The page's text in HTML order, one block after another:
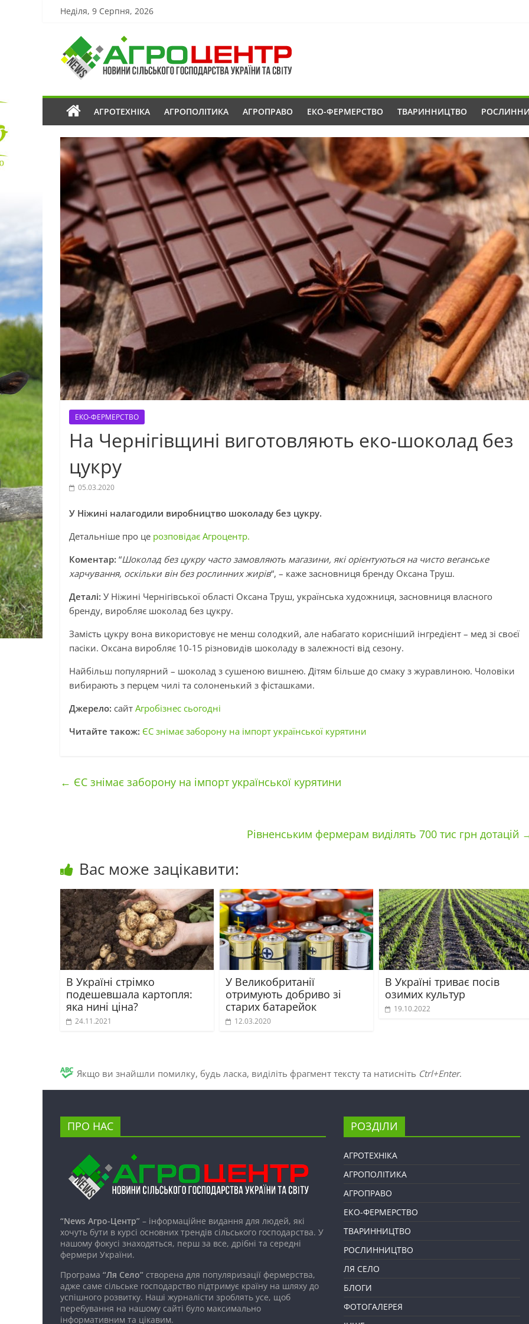
Неділя, 9 Серпня, 2026
АГРОТЕХНІКА АГРОПОЛІТИКА АГРОПРАВО ЕКО-ФЕРМЕРСТВО ТВАРИННИЦТВО
ЕКО-ФЕРМЕРСТВО
На Чернігівщині виготовляють еко-шоколад без
цукру
05.03.2020
У Ніжині налагодили виробництво шоколаду без цукру.
Детальніше про це розповідає Агроцентр.
Коментар: “Шоколад без цукру часто замовляють магазини, які орієнтуються на чисто веганське
харчування, оскільки він без рослинних жирів“, – каже засновниця бренду Оксана Труш.
Деталі: У Ніжині Чернігівської області Оксана Труш, українська художниця, засновниця власного
бренду, виробляє шоколад без цукру.
Замість цукру вона використовує не менш солодкий, але набагато корисніший інгредієнт – мед зі своєї
пасіки. Оксана виробляє 10-15 різновидів шоколаду в залежності від сезону.
Найбільш популярний – шоколад з сушеною вишнею. Дітям більше до смаку з журавлиною. Чоловіки
вибирають з перцем чилі та солоненький з фісташками.
Джерело: сайт Агробізнес сьогодні
Читайте також: ЄС знімає заборону на імпорт української курятини
← ЄС знімає заборону на імпорт української курятини
Рівненським фермерам виділять 700 тис грн дотацій
Вас може зацікавити:
В Україні стрімко
подешевшала картопля:
яка нині ціна?
24.11.2021
У Великобританії
отримують добриво зі
старих батарейок
12.03.2020
В Україні триває посів
озимих культур
19.10.2022
Якщо ви знайшли помилку, будь ласка, виділіть фрагмент тексту та натисніть Ctrl+Enter.
ПРО НАС
“News Агро-Центр” – інформаційне видання для людей, які
хочуть бути в курсі основних трендів сільського господарства. У
нашому фокусі знаходяться, перш за все, дрібні та середні
фермери України.
Програма “Ля Село” створена для популяризації фермерства,
адже саме сільське господарство підтримує країну на шляху до
успішного розвитку. Наші журналісти зроблять усе, щоб
перебування на нашому сайті було максимально
інформативним та цікавим.
РОЗДІЛИ
АГРОТЕХНІКА
АГРОПОЛІТИКА
АГРОПРАВО
ЕКО-ФЕРМЕРСТВО
ТВАРИННИЦТВО
РОСЛИННИЦТВО
ЛЯ СЕЛО
БЛОГИ
ФОТОГАЛЕРЕЯ